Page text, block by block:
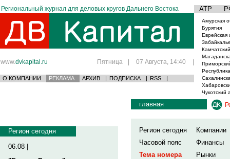
Региональный журнал для деловых кругов Дальнего Востока АТР
www.dvkapital.ru Пятница | 07 Августа, 14:40 |
О КОМПАНИИ РЕКЛАМА АРХИВ | ПОДПИСКА | RSS |
Амурская
Бурятия
Еврейская
Чукотский
Регион сегодня
06.08 |
главная
Регион сегодня
Компании
Часовой пояс
Финансы
Тема номера
Рынки